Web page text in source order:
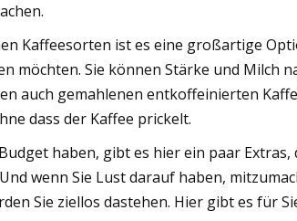
Kaffeesorten ist es eine großartige
möchten. Sie können Stärke und Milch
auch gemahlenen entkoffeinierten
dass der Kaffee prickelt.
haben, gibt es hier ein paar
wenn Sie Lust darauf haben,
Sie ziellos dastehen. Hier gibt es für